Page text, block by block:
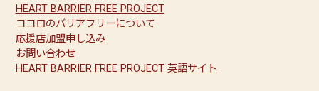
HEART BARRIER FREE PROJECT
ココロのバリアフリーについて
応援店加盟申し込み
お問い合わせ
HEART BARRIER FREE PROJECT 英語サイト